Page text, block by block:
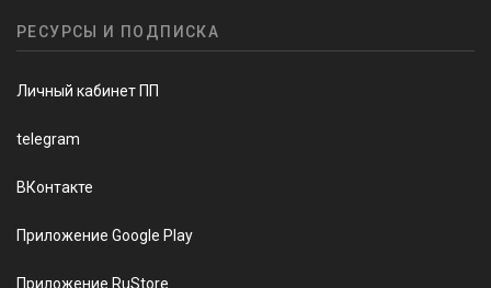
РЕСУРСЫ И ПОДПИСКА
Личный кабинет ПП
telegram
ВКонтакте
Приложение Google Play
Приложение RuStore